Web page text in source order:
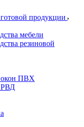
продукции
мебели
резиновой
окон ПВХ
РВД